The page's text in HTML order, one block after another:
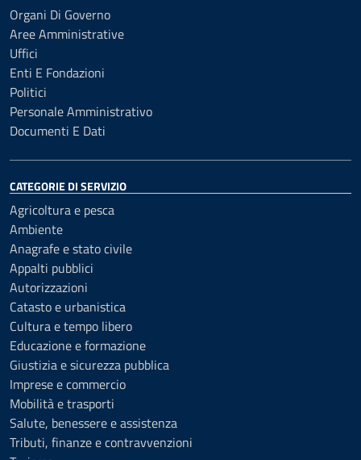
Organi Di Governo
Aree Amministrative
Uffici
Enti E Fondazioni
Politici
Personale Amministrativo
Documenti E Dati
CATEGORIE DI SERVIZIO
Agricoltura e pesca
Ambiente
Anagrafe e stato civile
Appalti pubblici
Autorizzazioni
Catasto e urbanistica
Cultura e tempo libero
Educazione e formazione
Giustizia e sicurezza pubblica
Imprese e commercio
Mobilità e trasporti
Salute, benessere e assistenza
Tributi, finanze e contravvenzioni